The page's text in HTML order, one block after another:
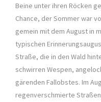
Beine unter ihren Röcken
Chance, der Sommer war
gemein mit dem August in
typischen
Straße, die in den Wald
schwirren Wespen,
gärenden Fallobstes. Im
regenverschmierte